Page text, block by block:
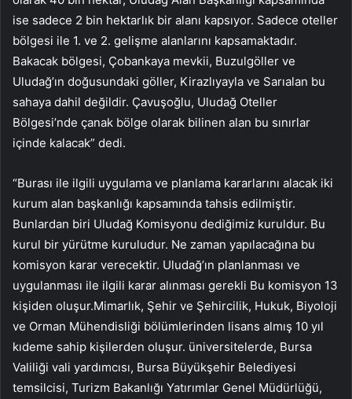
ise sadece 2 bin hektarlık bir alanı kapsıyor. Sadece oteller
bölgesi ile 1. ve 2. gelişme alanlarını kapsamaktadır.
Bakacak bölgesi, Çobankaya mevkii, Buzulgöller ve
Uludağ’ın doğusundaki göller, Kirazlıyayla ve Sarıalan bu
sahaya dahil değildir. Çavuşoğlu, Uludağ Oteller
Bölgesi’nde çanak bölge olarak bilinen alan bu sınırlar
içinde kalacak” dedi.
“Burası ile ilgili uygulama ve planlama kararlarını alacak iki
kurum alan başkanlığı kapsamında tahsis edilmiştir.
Bunlardan biri Uludağ Komisyonu dediğimiz kuruldur. Bu
kurul bir yürütme kuruludur. Ne zaman yapılacağına bu
komisyon karar verecektir. Uludağ’ın planlanması ve
uygulanması ile ilgili karar alınması gerekli Bu komisyon 13
kişiden oluşur.Mimarlık, Şehir ve Şehircilik, Hukuk, Biyoloji
ve Orman Mühendisliği bölümlerinden lisans almış 10 yıl
kıdeme sahip kişilerden oluşur. üniversitelerde, Bursa
Valiliği vali yardımcısı, Bursa Büyükşehir Belediyesi
temsilcisi, Turizm Bakanlığı Yatırımlar Genel Müdürlüğü,